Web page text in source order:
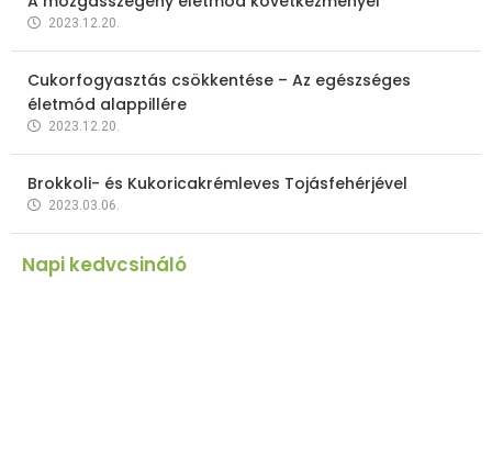
2023.12.20.
Cukorfogyasztás csökkentése – Az egészséges
életmód alappillére
2023.12.20.
Brokkoli- és Kukoricakrémleves Tojásfehérjével
2023.03.06.
Napi kedvcsináló